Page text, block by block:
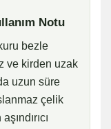
Notu
bezle
ve kirden uzak
uzun süre
çelik